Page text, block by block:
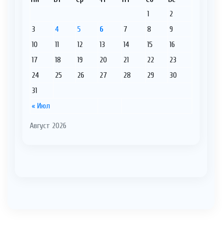
Август 2026
« Июл
1
2
3
4 5 6 7 8
9
10
11 12 13 14 15
16
17
18 19 20 21 22
23
24
25 26 27 28 29
30
31